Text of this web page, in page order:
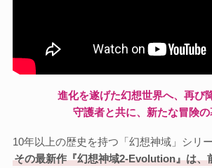
進化を遂げた幻想世界へ、再び
守護者と共に、新たな冒険
10年以上の歴史を持つ「幻想神域」シリー
その最新作『幻想神域2-Evolution』は、